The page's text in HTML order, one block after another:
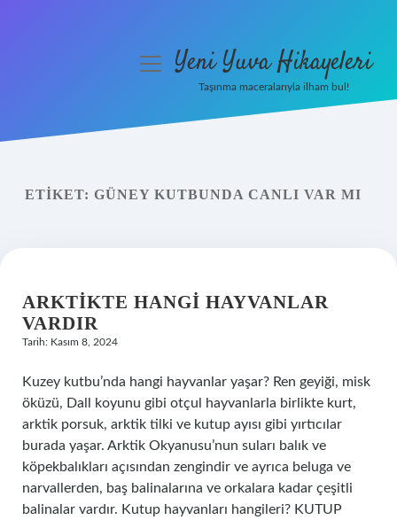
Yasal Uyarı
menüyüYeni Yuva Hikayeleri
Taşınma maceralarıyla ilham bul!
ETIKET: GÜNEY KUTBUNDA CANLI VAR MI
ARKTIKTE HANGI HAYVANLAR
VARDIR
Tarih: Kasım 8, 2024
Kuzey kutbu’nda hangi hayvanlar yaşar? Ren geyiği, misk
öküzü, Dall koyunu gibi otçul hayvanlarla birlikte kurt,
arktik porsuk, arktik tilki ve kutup ayısı gibi yırtıcılar
burada yaşar. Arktik Okyanusu’nun suları balık ve
köpekbalıkları açısından zengindir ve ayrıca beluga ve
narvallerden, baş balinalarına ve orkalara kadar çeşitli
balinalar vardır. Kutup hayvanları hangileri? KUTUP